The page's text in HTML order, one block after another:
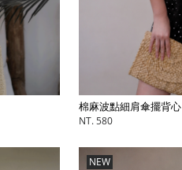
棉麻波點細肩傘擺背心
NT. 580
NEW